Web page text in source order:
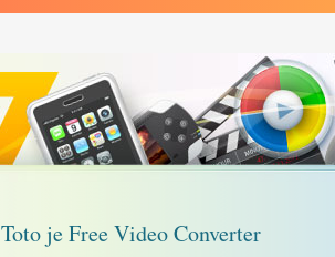
Toto je Free Video Converter